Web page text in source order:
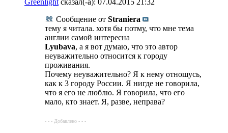
Сообщение от Straniera
тему я читала. хотя бы потму, что мне тема
англии самой интересна
Lyubava, а я вот думаю, что это автор
неуважительно относится к городу
проживания.
Почему неуважительно? Я к нему отношусь,
как к 3 городу России. Я нигде не говорила,
что я его не люблю. Я говорила, что его
мало, кто знает. Я, разве, неправа?
- - - Добавлено - - -